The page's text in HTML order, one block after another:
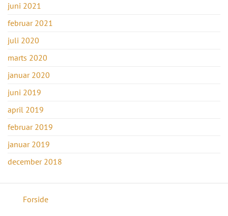
juni 2021
februar 2021
juli 2020
marts 2020
januar 2020
juni 2019
april 2019
februar 2019
januar 2019
december 2018
Forside